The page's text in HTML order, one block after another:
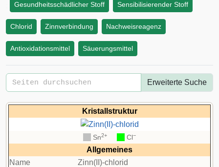
Gesundheitsschädlicher Stoff Sensibilisierender Stoff
Chlorid Zinnverbindung Nachweisreagenz
Antioxidationsmittel Säuerungsmittel
Erweiterte Suche
Kristallstruktur
Sn2+ Cl−
Allgemeines
Name
Zinn(II)-chlorid